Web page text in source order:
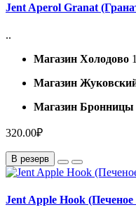
Jent Aperol Granat
..
Магазин Холодово 1
Магазин
Магазин Бронницы
320.00₽
В резерв
Jent Apple Hook